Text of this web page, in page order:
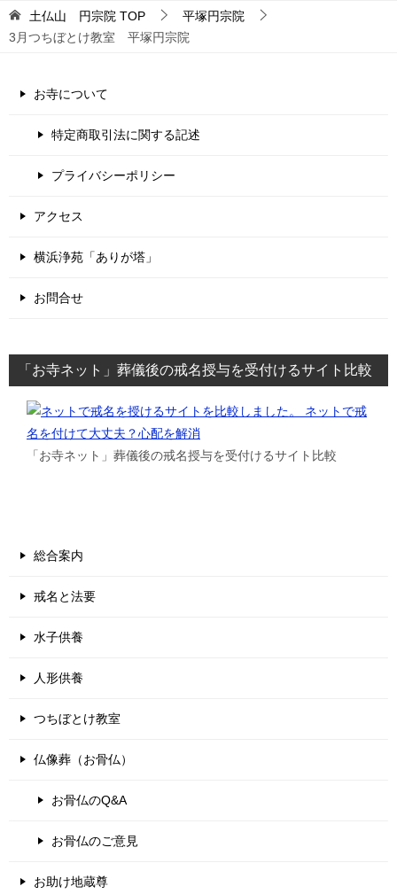
土仏山 円宗院 TOP
平塚円宗院
3月つちぼとけ教室 平塚円宗院
お寺について
特定商取引法に関する記述
プライバシーポリシー
アクセス
横浜浄苑「ありが塔」
お問合せ
「お寺ネット」葬儀後の戒名授与を受付けるサイト比較
「お寺ネット」葬儀後の戒名授与を受付けるサイト比較
総合案内
戒名と法要
水子供養
人形供養
つちぼとけ教室
仏像葬（お骨仏）
お骨仏のQ&A
お骨仏のご意見
お助け地蔵尊